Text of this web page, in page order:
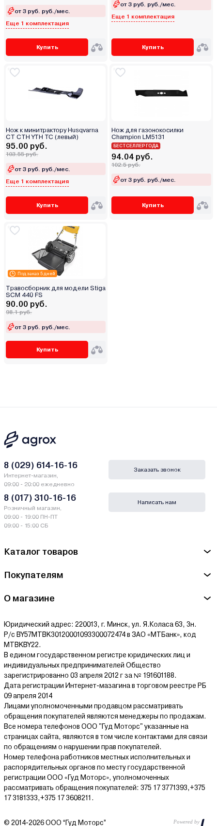
от 3 руб. руб./мес.
Еще 1 комплектация
Купить
от 3 руб. руб./мес.
Еще 1 комплектация
Купить
Нож к минитрактору Husqvarna
CT CTH YTH TC (левый)
95.00 руб.
103.55 руб.
от 3 руб. руб./мес.
Еще 1 комплектация
Купить
Нож для газонокосилки
Champion LM5131
БЕСТСЕЛЛЕР ГОДА
94.04 руб.
102.5 руб.
от 3 руб. руб./мес.
Купить
Под заказ 5 дней
Травосборник для модели Stiga
SCM 440 FS
90.00 руб.
98.1 руб.
от 3 руб. руб./мес.
Купить
Каталог товаров
Покупателям
О магазине
Юридический адрес: 220013, г. Минск, ул. Я.Коласа 63, 3н.
Р/с BY57MTBK30120001093300072474 в ЗАО «МТБанк», код
MTBKBY22.
В едином государственном регистре юридических лиц и
индивидуальных предпринимателей Общество
зарегистрированно 03 апреля 2012 г за № 191601188.
Дата регистрации Интернет-мазагина в торговом реестре РБ
09 апреля 2014
Лицами уполномоченными продавцом рассматривать
обращения покупателей являются менеджеры по продажам.
Все номера телефонов ООО "Гуд Моторс" указанные на
страницах сайта, являются в том числе контактами для связи
по обращениям о нарушении прав покупателей.
Номер телефона работников местных исполнительных и
распорядительных органов по месту государственной
регистрации ООО «Гуд Моторс», уполномоченных
рассматривать обращения покупателей: 375 17 3771393,+375
17 3181333,+375 17 3608211.
8 (029) 614-16-16
Интернет-магазин,
09:00 - 20:00 ежедневно
8 (017) 310-16-16
Розничный магазин,
09:00 - 19:00 ПН-ПТ
09:00 - 15:00 СБ
Заказать звонок
Написать нам
© 2014-2026 ООО “Гуд Моторс”